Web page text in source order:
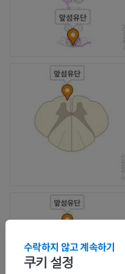
쿠키 설정
수락하지 않고 계속하기